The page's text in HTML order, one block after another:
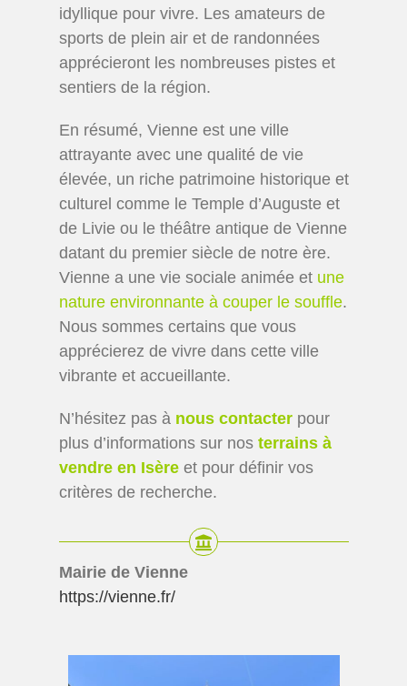
idyllique pour vivre. Les amateurs de
sports de plein air et de randonnées
apprécieront les nombreuses pistes et
sentiers de la région.
En résumé, Vienne est une ville
attrayante avec une qualité de vie
élevée, un riche patrimoine historique et
culturel comme le Temple d’Auguste et
de Livie ou le théâtre antique de Vienne
datant du premier siècle de notre ère.
Vienne a une vie sociale animée et une
nature environnante à couper le souffle.
Nous sommes certains que vous
apprécierez de vivre dans cette ville
vibrante et accueillante.
N’hésitez pas à nous contacterpour
plus d’informations sur nos terrains à
vendre en Isère et pour définir vos
critères de recherche.
Mairie de Vienne
https://vienne.fr/